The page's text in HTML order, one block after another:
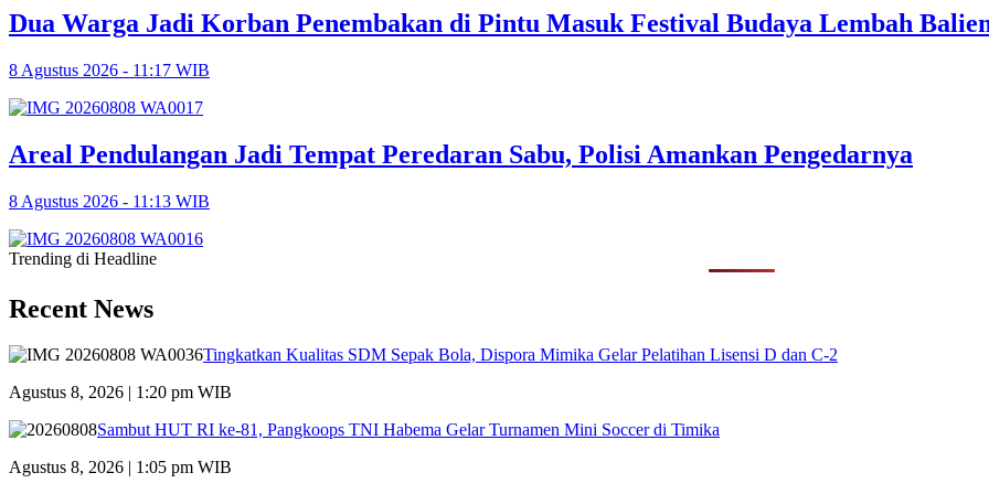
Dua Warga Jadi Korban Penembakan di Pintu Masuk Festival Budaya Lembah
8 Agustus 2026 - 11:17 WIB
Areal Pendulangan Jadi Tempat Peredaran Sabu, Polisi Amankan Pengedarnya
8 Agustus 2026 - 11:13 WIB
Trending di Headline
Recent News
Tingkatkan Kualitas SDM Sepak Bola, Dispora Mimika Gelar Pelatihan Lisensi D dan C-2
Agustus 8, 2026 | 1:20 pm WIB
Sambut HUT RI ke-81, Pangkoops TNI Habema Gelar Turnamen Mini Soccer di Timika
Agustus 8, 2026 | 1:05 pm WIB